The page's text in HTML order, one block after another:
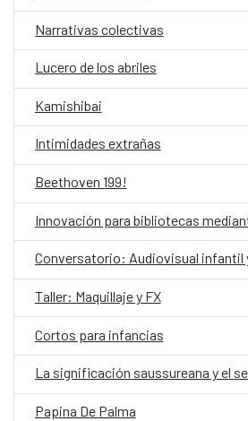
Narrativas colectivas
Lucero de los abriles
Kamishibai
Intimidades extrañas
Beethoven 199!
Conversatorio: Audiovisual infantil
Taller: Maquillaje y FX
Cortos para infancias
La significación saussureana y el
Papina De Palma